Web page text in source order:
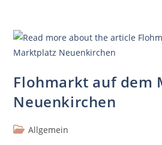
Flohmarkt auf dem
Neuenkirchen
Allgemein